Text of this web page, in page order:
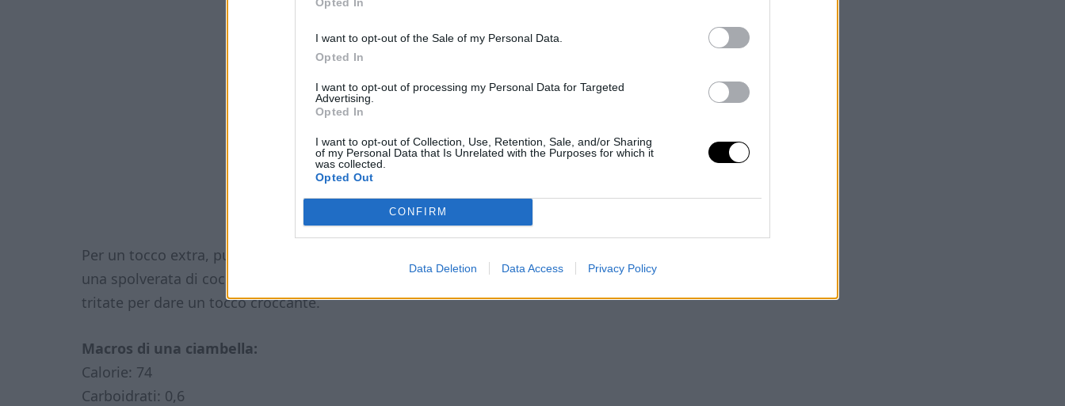
I want to opt-out of the Sale of my Personal Data.
Opted In
I want to opt-out of processing my Personal Data for Targeted
Advertising.
Opted In
I want to opt-out of Collection, Use, Retention, Sale, and/or Sharing
of my Personal Data that Is Unrelated with the Purposes for which it
was collected.
Opted Out
CONFIRM
Data Deletion Data Access Privacy Policy
Per un tocco extra, puoi decorare le tue ciambelle con cioccolato fondente fuso
una spolverata di cocco rapè. Puoi anche aggiungere una granella di noci o mandorle
tritate per dare un tocco croccante.
Macros di una ciambella:
Calorie: 74
Carboidrati: 0,6